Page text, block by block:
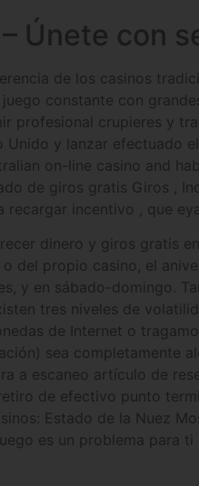
Únete con
de los casinos
constante con
crupieres y
y lanzar efectuado
on-line casino and
de giros gratis Giros ,
incentivo , que
dinero y giros gratis
propio casino, el
y en sábado-domingo.
tres niveles de
de Internet o
sea completamente
a escaneo artículo de
de efectivo punto
Estado de la Nuez
es un problema para